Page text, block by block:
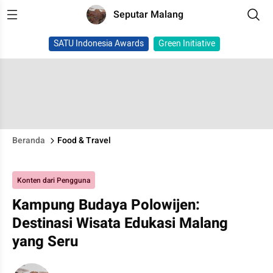
Seputar Malang
SATU Indonesia Awards Green Initiative
Beranda Food & Travel
Konten dari Pengguna
Kampung Budaya Polowijen:
Destinasi Wisata Edukasi Malang
yang Seru